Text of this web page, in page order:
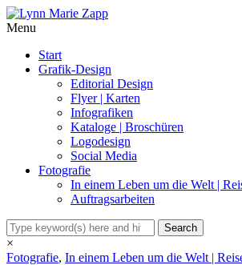
Menu
Start
Grafik-Design
Editorial Design
Flyer | Karten
Infografiken
Kataloge | Broschüren
Logodesign
Social Media
Fotografie
In einem Leben um die Welt |
Auftragsarbeiten
×
Fotografie, In einem Leben um die Welt |